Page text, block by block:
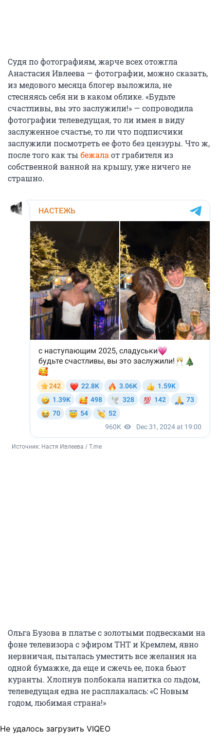
Судя по фотографиям, жарче всех отожгла
Анастасия Ивлеева — фотографии, можно сказать,
из медового месяца блогер выложила, не
стесняясь себя ни в каком облике. «Будьте
счастливы, вы это заслужили!» — сопроводила
фотографии телеведущая, то ли имея в виду
заслуженное счастье, то ли что подписчики
заслужили посмотреть ее фото без цензуры. Что ж,
после того как ты бежала от грабителя из
собственной ванной на крышу, уже ничего не
страшно.
Источник: Настя Ивлеева / T.me
Ольга Бузова в платье с золотыми подвесками на
фоне телевизора с эфиром ТНТ и Кремлем, явно
нервничая, пыталась уместить все желания на
одной бумажке, да еще и сжечь ее, пока бьют
куранты. Хлопнув полбокала напитка со льдом,
телеведущая едва не расплакалась: «С Новым
годом, любимая страна!»
Не удалось загрузить VIQEO